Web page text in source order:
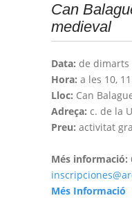
Can
medieval
Data: de dimarts
Hora: a les 10,
Lloc: Can
Adreça: c. de la
Preu: activitat
Més informació:
Més Informació